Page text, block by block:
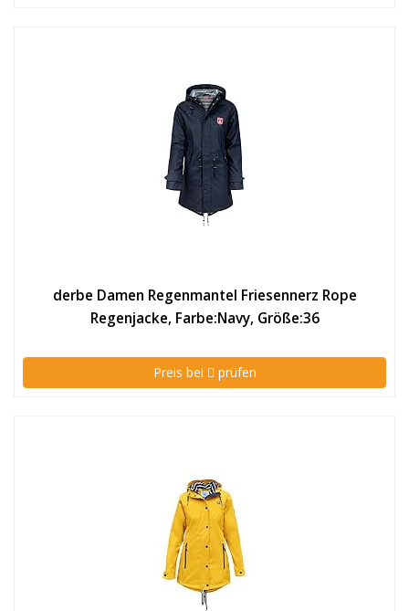
derbe Damen Regenmantel Friesennerz Rope
Regenjacke, Farbe:Navy, Größe:36
Preis bei prüfen